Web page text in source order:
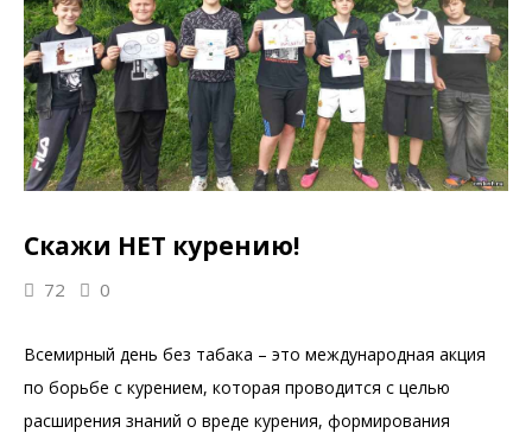
Скажи НЕТ курению!
72 0
Всемирный день без табака – это международная акция
по борьбе с курением, которая проводится с целью
расширения знаний о вреде курения, формирования